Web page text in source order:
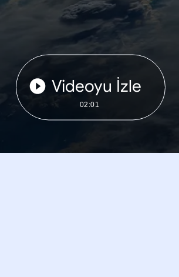
Videoyu İzle
02:01